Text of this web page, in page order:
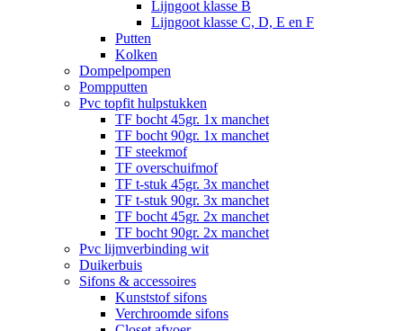
Lijngoot klasse B
Lijngoot klasse C, D, E en F
Putten
Kolken
Dompelpompen
Pompputten
Pvc topfit hulpstukken
TF bocht 45gr. 1x manchet
TF bocht 90gr. 1x manchet
TF steekmof
TF overschuifmof
TF t-stuk 45gr. 3x manchet
TF t-stuk 90gr. 3x manchet
TF bocht 45gr. 2x manchet
TF bocht 90gr. 2x manchet
Pvc lijmverbinding wit
Duikerbuis
Sifons & accessoires
Kunststof sifons
Verchroomde sifons